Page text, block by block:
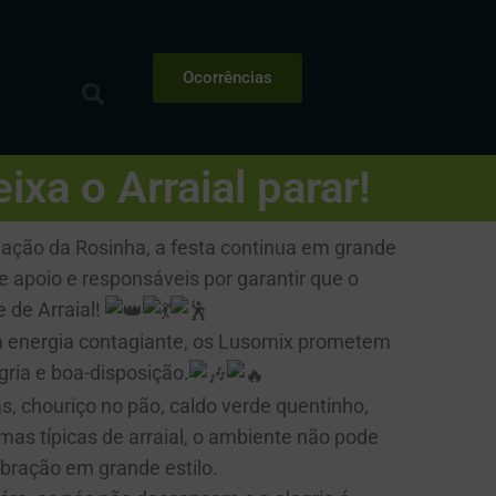
Ocorrências
o Arraial parar!
da Rosinha, a festa continua em grande
apoio e responsáveis por garantir que o
de Arraial!
contagiante, os Lusomix prometem
e boa-disposição.
chouriço no pão, caldo verde quentinho,
típicas de arraial, o ambiente não pode
em grande estilo.